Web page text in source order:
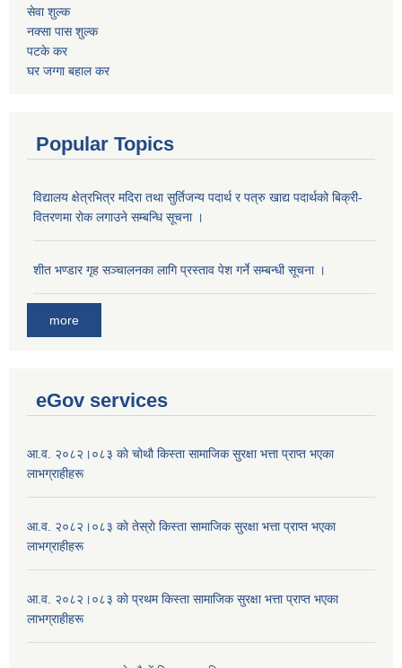
सेवा शुल्क
नक्सा पास शुल्क
पटके कर
घर जग्गा बहाल कर
Popular Topics
विद्यालय क्षेत्रभित्र मदिरा तथा सुर्तिजन्य पदार्थ र पत्रु खाद्य पदार्थको बिक्री-
वितरणमा रोक लगाउने सम्बन्धि सूचना ।
शीत भण्डार गृह सञ्चालनका लागि प्रस्ताव पेश गर्ने सम्बन्धी सूचना ।
more
eGov services
आ.व. २०८२।०८३ काे चोथाै‌ किस्ता सामाजिक सुरक्षा भत्ता प्राप्त भएका
लाभग्राहीहरू
आ.व. २०८२।०८३ काे तेस्राे किस्ता सामाजिक सुरक्षा भत्ता प्राप्त भएका
लाभग्राहीहरू
आ.व. २०८२।०८३ काे प्रथम किस्ता सामाजिक सुरक्षा भत्ता प्राप्त भएका
लाभग्राहीहरू